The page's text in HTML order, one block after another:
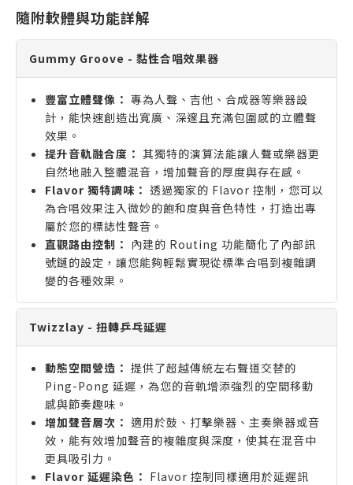
隨附軟體與功能詳解
Gummy Groove - 黏性合唱效果器
豐富立體聲像： 專為人聲、吉他、合成器等樂器設
計，能快速創造出寬廣、深邃且充滿包圍感的立體聲
效果。
提升音軌融合度： 其獨特的演算法能讓人聲或樂器更
自然地融入整體混音，增加聲音的厚度與存在感。
Flavor 獨特調味： 透過獨家的 Flavor 控制，您可以
為合唱效果注入微妙的飽和度與音色特性，打造出專
屬於您的標誌性聲音。
直觀路由控制： 內建的 Routing 功能簡化了內部訊
號鏈的設定，讓您能夠輕鬆實現從標準合唱到複雜調
變的各種效果。
Twizzlay - 扭轉乒乓延遲
動態空間營造： 提供了超越傳統左右聲道交替的
Ping-Pong 延遲，為您的音軌增添強烈的空間移動
感與節奏趣味。
增加聲音層次： 適用於鼓、打擊樂器、主奏樂器或音
效，能有效增加聲音的複雜度與深度，使其在混音中
更具吸引力。
Flavor 延遲染色： Flavor 控制同樣適用於延遲訊